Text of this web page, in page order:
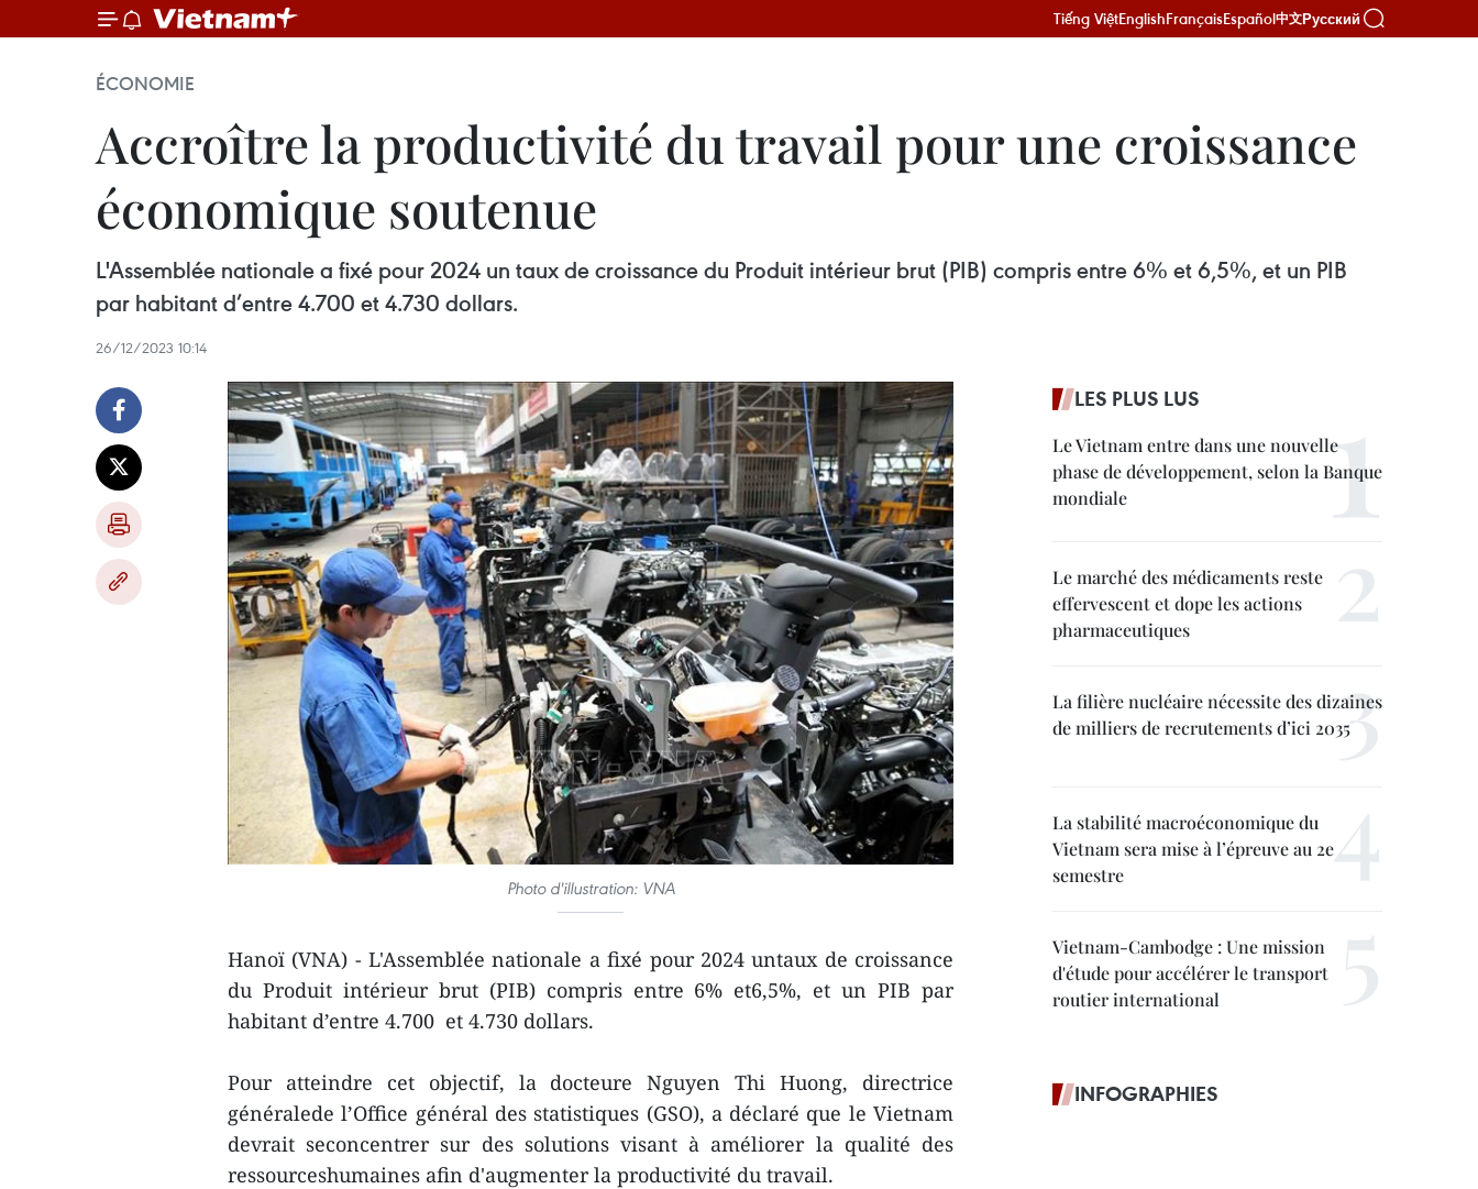
Tiếng ViệtEnglishFrançaisEspañol中文Русский
ÉCONOMIE
Accroître la productivité du travail pour une croissance
économique soutenue
L'Assemblée nationale a fixé pour 2024 un taux de croissance du Produit intérieur brut (PIB) compris entre 6% et 6,5%, et un PIB
par habitant d’entre 4.700 et 4.730 dollars.
26/12/2023 10:14
Photo d'illustration: VNA
Hanoï (VNA) - L'Assemblée nationale a fixé pour 2024 untaux de croissance
du Produit intérieur brut (PIB) compris entre 6% et6,5%, et un PIB par
habitant d’entre 4.700 et 4.730 dollars.
Pour atteindre cet objectif, la docteure Nguyen Thi Huong, directrice
généralede l’Office général des statistiques (GSO), a déclaré que le Vietnam
devrait seconcentrer sur des solutions visant à améliorer la qualité des
ressourceshumaines afin d'augmenter la productivité du travail.
LES PLUS LUS
Le Vietnam entre dans une nouvelle
phase de développement, selon la Banque
mondiale
Le marché des médicaments reste
effervescent et dope les actions
pharmaceutiques
La filière nucléaire nécessite des dizaines
de milliers de recrutements d’ici 2035
La stabilité macroéconomique du
Vietnam sera mise à l’épreuve au 2e
semestre
Vietnam-Cambodge : Une mission
d'étude pour accélérer le transport
routier international
INFOGRAPHIES